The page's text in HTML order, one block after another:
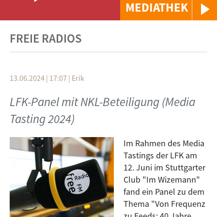
MEDIATHEK
FREIE RADIOS
13.06.2024 | 17:07 | Erik
LFK-Panel mit NKL-Beteiligung (Media
Tasting 2024)
Im Rahmen des Media
Tastings der LFK am
12. Juni im Stuttgarter
Club "Im Wizemann"
fand ein Panel zu dem
Thema "Von Frequenz